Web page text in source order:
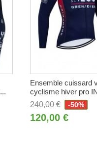
Ensemble cuissard
cyclisme hiver pro
240,00 €
-50%
120,00 €